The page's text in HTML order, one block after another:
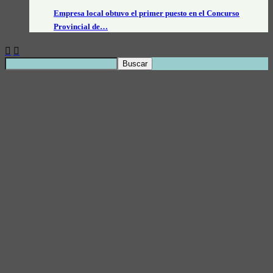
Empresa local obtuvo el primer puesto en el Concurso
Provincial de…